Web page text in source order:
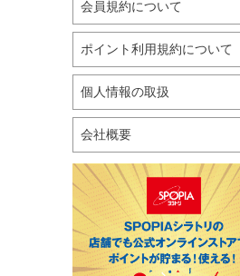
マリン
スケートボード
野球・ソフトボール
ゴルフ
卓球用品
バッグ・サングラス
ハンドボール用品
ラグビー用品
グランドゴルフ
会員規約について
ポイント利用規約について
個人情報の取扱
会社概要